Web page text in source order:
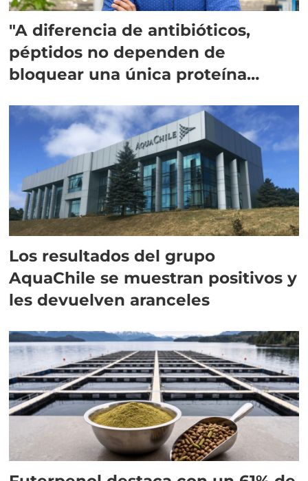
"A diferencia de antibióticos,
péptidos no dependen de
bloquear una única proteína
Los resultados del grupo
AquaChile se muestran positivos y
les devuelven aranceles